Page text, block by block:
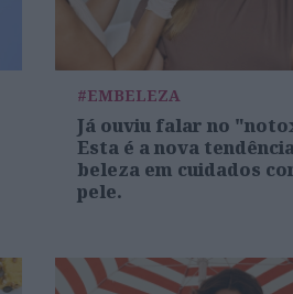
#EMBELEZA
Já ouviu falar no
Esta é a nova
beleza em cuidados
pele.